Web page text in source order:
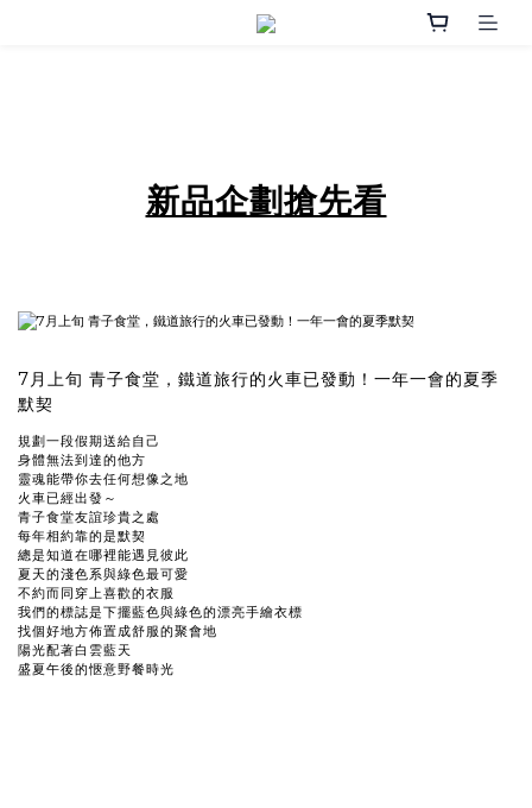
新品企劃搶先看
7月上旬 青子食堂，鐵道旅行的火車已發動！一年一會的夏季
默契
規劃一段假期送給自己
身體無法到達的他方
靈魂能帶你去任何想像之地
火車已經出發～
青子食堂友誼珍貴之處
每年相約靠的是默契
總是知道在哪裡能遇見彼此
夏天的淺色系與綠色最可愛
不約而同穿上喜歡的衣服
我們的標誌是下擺藍色與綠色的漂亮手繪衣標
找個好地方佈置成舒服的聚會地
陽光配著白雲藍天
盛夏午後的愜意野餐時光